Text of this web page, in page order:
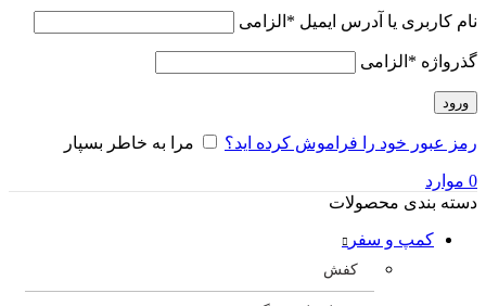
نام کاربری یا آدرس ایمیل * الزامی
گذرواژه * الزامی
ورود
رمز عبور خود را فراموش کرده اید؟ مرا به خاطر بسپار
0 موارد
دسته بندی محصولات
کمپ و سفر
کفش